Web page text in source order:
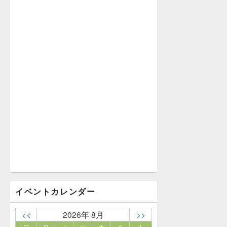
イベントカレンダー
<< 2026年 8月 >>